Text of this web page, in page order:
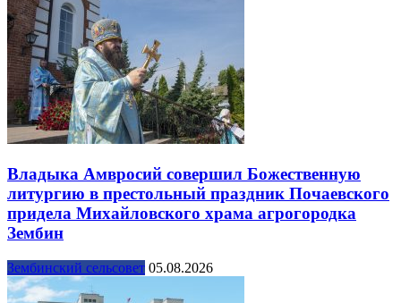
Владыка Амвросий совершил Божественную
литургию в престольный праздник Почаевского
придела Михайловского храма агрогородка
Зембин
Зембинский сельсовет 05.08.2026